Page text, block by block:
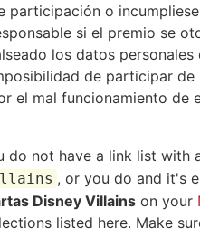
participación o
si el premio se
los datos
de participar de
el mal funcionamiento de
do not have a link list with
, or you do and it's
Disney Villains on your
listed here. Make